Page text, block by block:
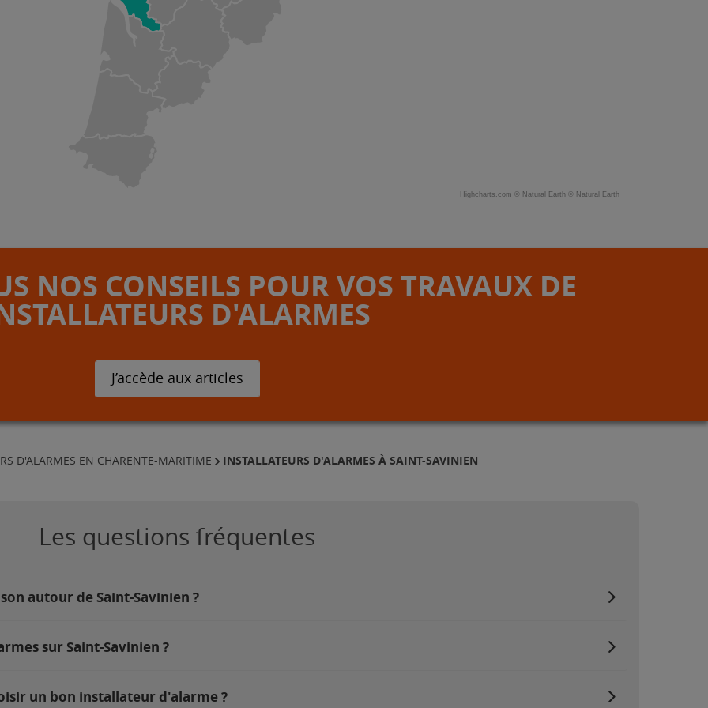
Highcharts.com © Natural Earth © Natural Earth
NOS CONSEILS POUR VOS TRAVAUX DE
D'ALARMES
J’accède aux articles
D'ALARMES EN CHARENTE-MARITIME INSTALLATEURS D'ALARMES À SAINT-SAVINIEN
Les questions fréquentes
autour de Saint-Savinien ?
sur Saint-Savinien ?
un bon installateur d'alarme ?